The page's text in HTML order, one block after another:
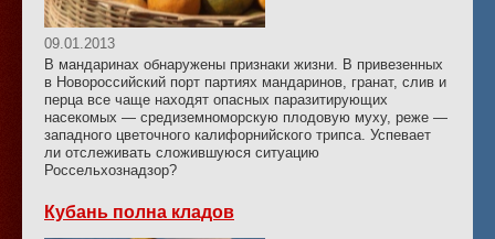
09.01.2013
В мандаринах обнаружены признаки жизни. В привезенных
в Новороссийский порт партиях мандаринов, гранат, слив и
перца все чаще находят опасных паразитирующих
насекомых — средиземноморскую плодовую муху, реже —
западного цветочного калифорнийского трипса. Успевает
ли отслеживать сложившуюся ситуацию
Россельхознадзор?
Кубань полна кладов